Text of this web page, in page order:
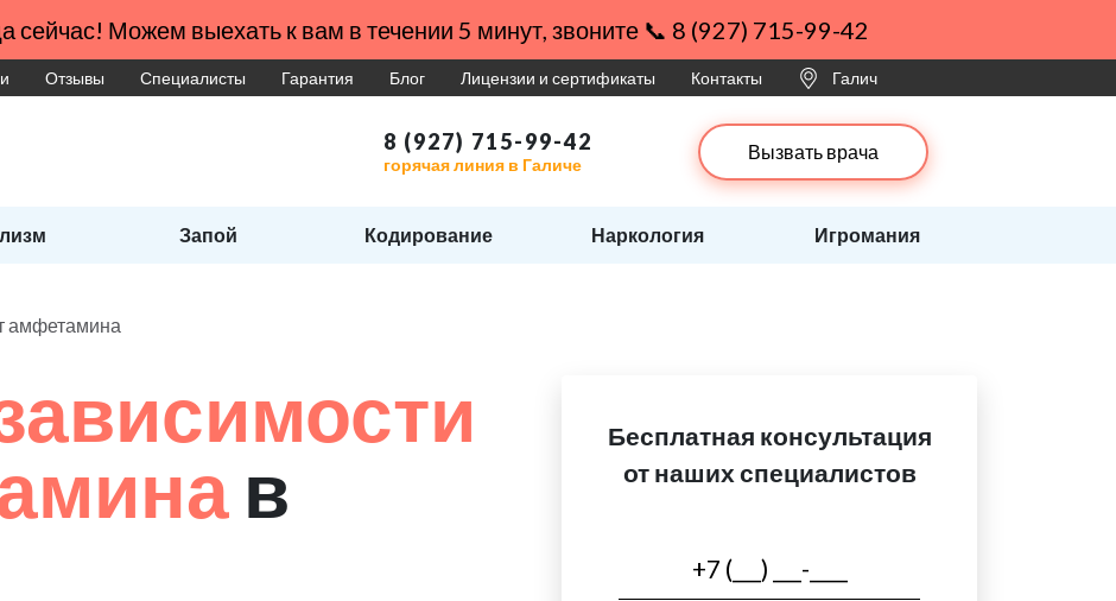
сейчас! Можем выехать к вам в течении 5 минут, звоните 📞 8 (927) 715-99-42
Отзывы Специалисты Гарантия Блог Лицензии и сертификаты Контакты Галич
8 (927) 715-99-42
горячая линия в Галиче
Вызвать врача
Запой Кодирование Наркология Игромания
амфетамина
в
Бесплатная консультация
от наших специалистов